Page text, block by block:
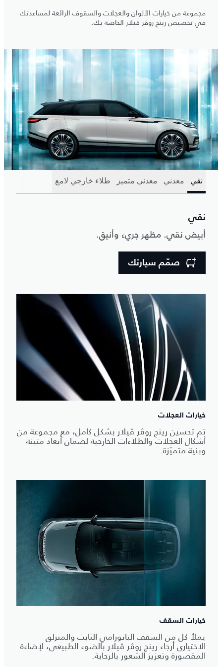
مجموعة من خيارات الألوان والعجلات والسقوف الرائعة لمساعدتك
في تخصيص رينج روڤر ڤيلار الخاصة بك.
نقي معدني معدني متميز طلاء خارجي لامع
نقي
أبيض نقي. مظهر جريء وأنيق.
صمّم سيارتك
خيارات العجلات
تم تحسين رينج روڤر ڤيلار بشكل كامل، مع مجموعة من
أشكال العجلات والطلاءات الخارجية لضمان أبعاد متينة
وبنية متميّزة.
خيارات السقف
يملأ كل من السقف البانورامي الثابت والمنزلق
الاختياري أرجاء رينج روڤر ڤيلار بالضوء الطبيعي، لإضاءة
المقصورة وتعزيز الشعور بالرحابة.